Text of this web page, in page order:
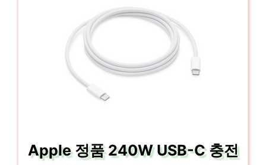
Apple 정품 240W USB-C 충전